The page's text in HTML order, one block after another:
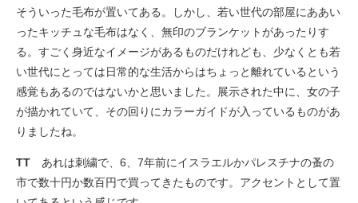
そういった毛布が置いてある。しかし、若い世代の部屋にああい
ったキッチュな毛布はなく、無印のブランケットがあったりす
る。すごく身近なイメージがあるものだけれども、少なくとも若
い世代にとっては日常的な生活からはちょっと離れているという
感覚もあるのではないかと思いました。展示された中に、女の子
が描かれていて、その回りにカラーガイドが入っているものがあ
りましたね。
TT あれは刺繍で、6、7年前にイスラエルかパレスチナの蚤の
市で数十円か数百円で買ってきたものです。アクセントとして置